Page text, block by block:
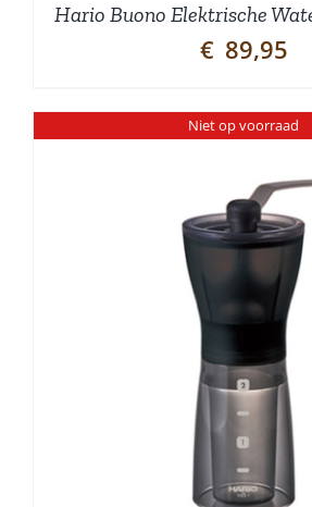
Hario Buono Elektrische
€ 89,95
Niet op voorraad